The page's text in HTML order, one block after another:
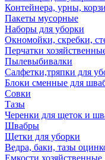
Контейнера, урны,
Пакеты мусорные
Наборы для уборки
Окномойки, скребки,
Перчатки
Пылевыбивалки
Салфетки,тряпки для
Блоки сменные для
Совки
Тазы
Черенки для щеток и
Швабры
Щетки для уборки
Ведра, баки, тазы
Емкости хозяйственные